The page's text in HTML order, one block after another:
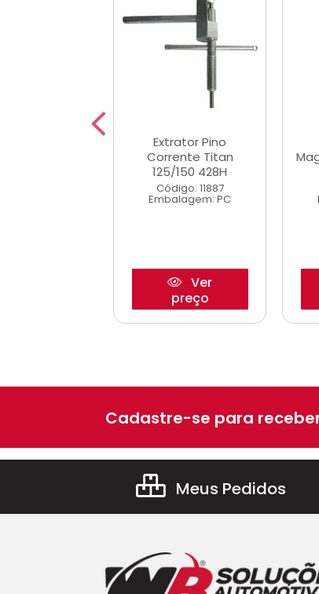
Extrator Pino
Corrente Titan
125/150 428H
Código: 11887
Embalagem: PC
Ver
preço
Cadastre-se para
Meus Pedidos